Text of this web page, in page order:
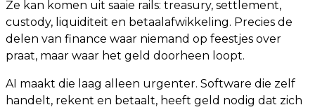
Ze kan komen uit saaie rails: treasury, settlement,
custody, liquiditeit en betaalafwikkeling. Precies de
delen van finance waar niemand op feestjes over
praat, maar waar het geld doorheen loopt.
AI maakt die laag alleen urgenter. Software die zelf
handelt, rekent en betaalt, heeft geld nodig dat zich